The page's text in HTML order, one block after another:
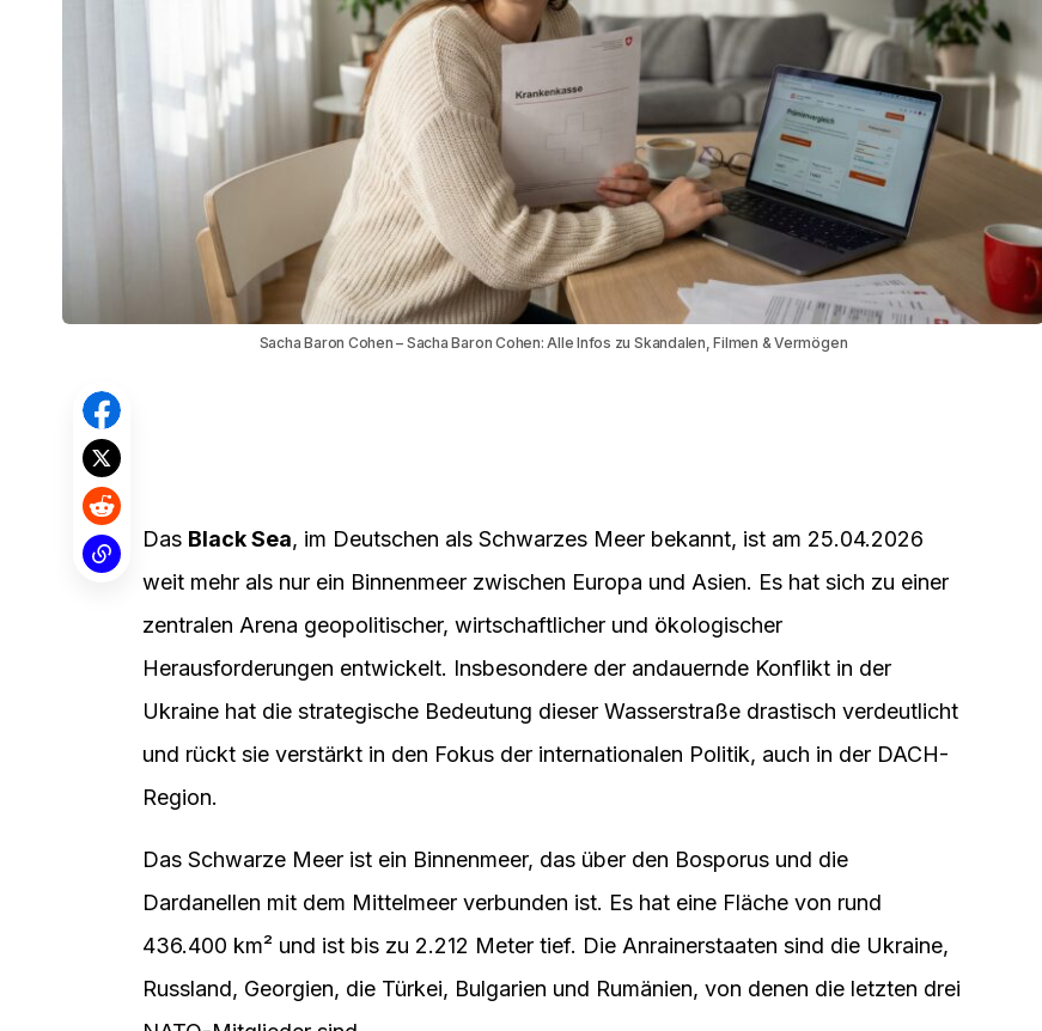
Sacha Baron Cohen – Sacha Baron Cohen: Alle Infos zu Skandalen, Filmen & Vermögen
Das Black Sea, im Deutschen als Schwarzes Meer bekannt, ist am 25.04.2026
weit mehr als nur ein Binnenmeer zwischen Europa und Asien. Es hat sich zu einer
zentralen Arena geopolitischer, wirtschaftlicher und ökologischer
Herausforderungen entwickelt. Insbesondere der andauernde Konflikt in der
Ukraine hat die strategische Bedeutung dieser Wasserstraße drastisch verdeutlicht
und rückt sie verstärkt in den Fokus der internationalen Politik, auch in der DACH-
Region.
Das Schwarze Meer ist ein Binnenmeer, das über den Bosporus und die
Dardanellen mit dem Mittelmeer verbunden ist. Es hat eine Fläche von rund
436.400 km² und ist bis zu 2.212 Meter tief. Die Anrainerstaaten sind die Ukraine,
Russland, Georgien, die Türkei, Bulgarien und Rumänien, von denen die letzten drei